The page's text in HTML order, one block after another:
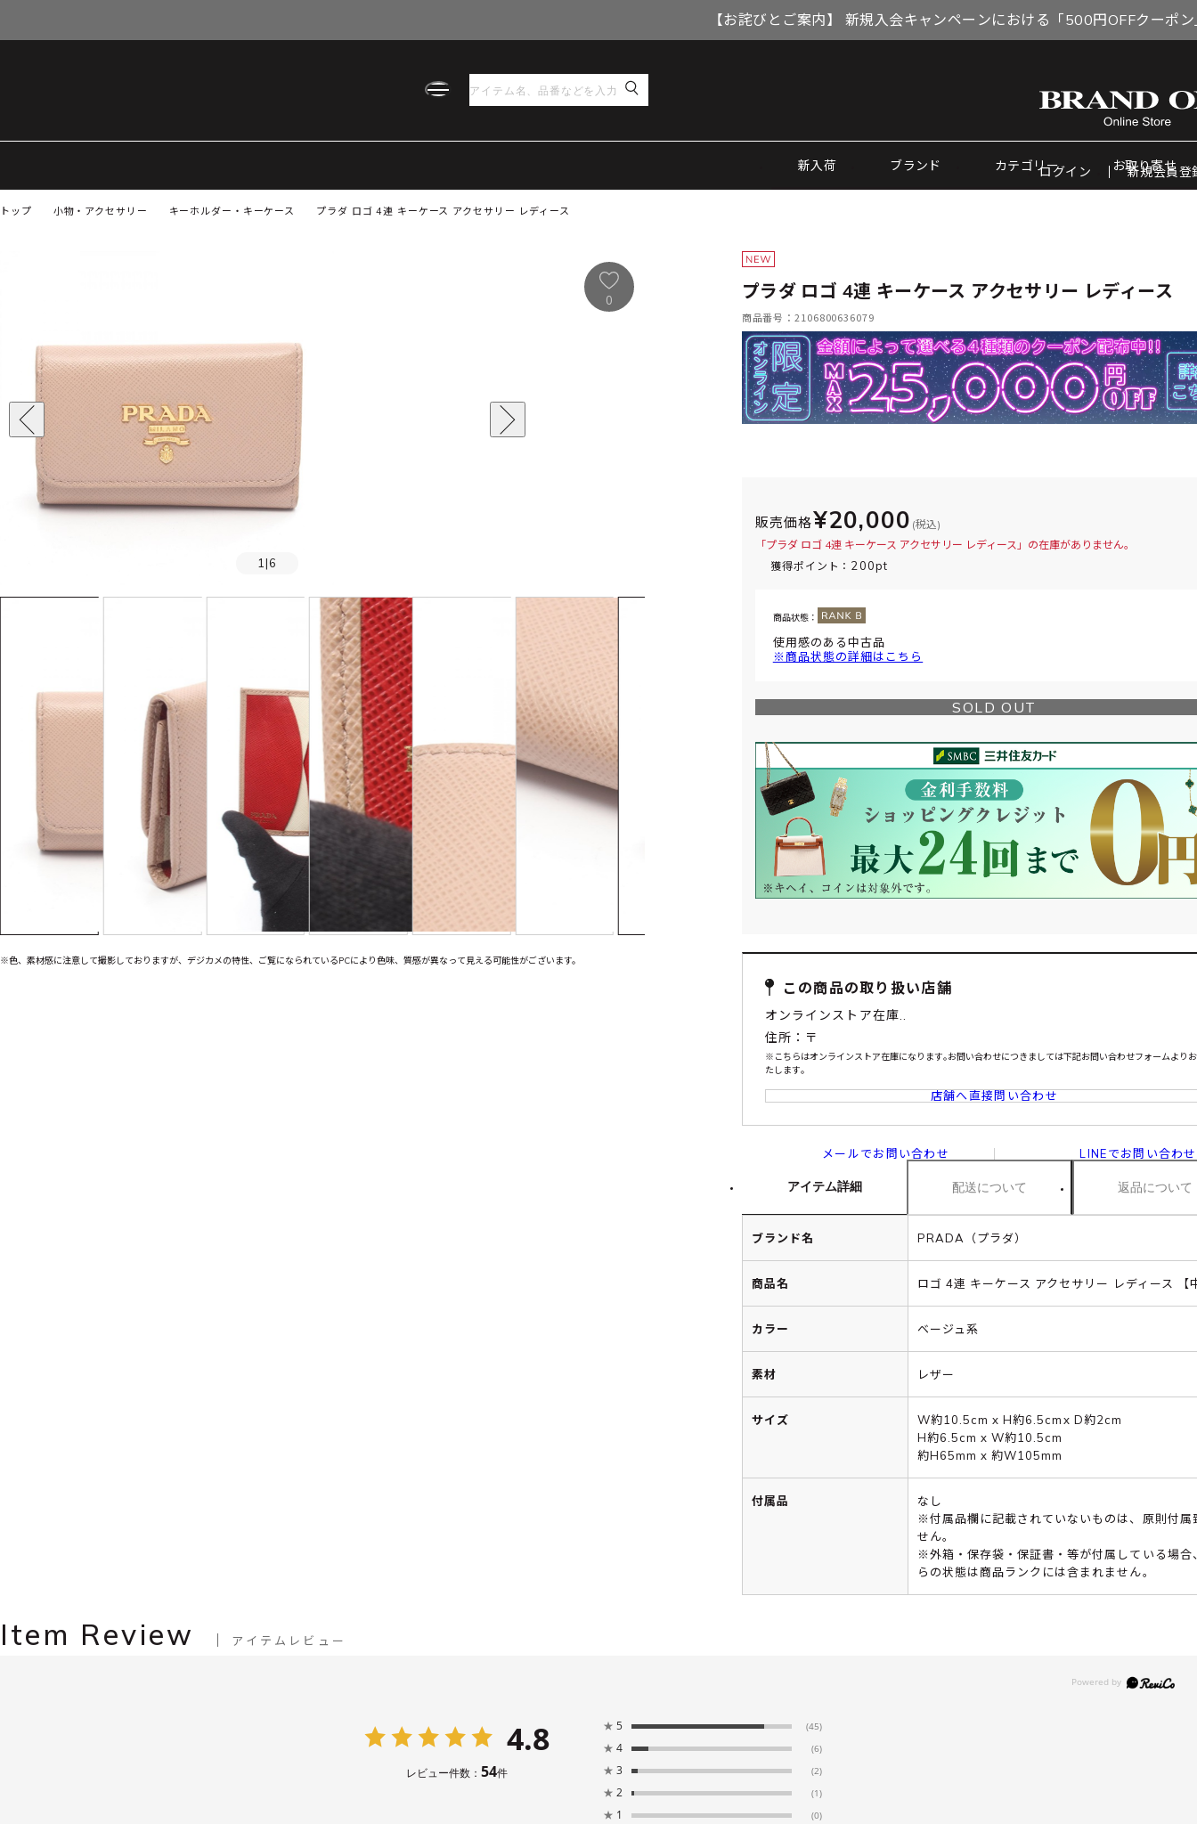
【お詫びとご案内】 新規入会キャンペーンにおける「500円OFFクーポ
新入荷 ブランド カテゴリー お取り寄せ
ログイン 新規会員登
トップ プラダ ロゴ 4連 キーケース アクセサリー レディース
小物・アクセサリー キーホルダー・キーケース
SOLD OUT
1 |6
0
※色、素材感に注意して撮影しておりますが、デジカメの特性、ご覧になられているPCにより色味、質感が異なって見える可能性がございます。
プラダ ロゴ 4連 キーケース アクセサリー レディース
商品番号：2106800636079
販売価格¥20,000 (税込)
「プラダ ロゴ 4連 キーケース アクセサリー レディース」の在庫がありません。
獲得ポイント： 200pt
商品状態：
使用感のある中古品
※商品状態の詳細はこちら
SOLD OUT
この商品の取り扱い店舗
オンラインストア在庫..
住所：〒
※こちらはオンラインストア在庫になります｡お問い合わせにつきましては下記お問い合わせフォームより
たします｡
店舗へ直接問い合わせ
メールでお問い合わせ LINEでお問い合わせ
アイテム詳細 配送について 返品について
ブランド名 PRADA（プラダ）
商品名 ロゴ 4連 キーケース アクセサリー レディース 【
カラー ベージュ系
素材 レザー
サイズ
W約10.5cm x H約6.5cmx D約2cm
H約6.5cm x W約10.5cm
約H65mm x 約W105mm
付属品
なし
※付属品欄に記載されていないものは、原則付属
せん。
※外箱・保存袋・保証書・等が付属している場合
らの状態は商品ランクには含まれません。
Item Review アイテムレビュー
4.8
レビュー件数： 54件
★ 5 (45)
★ 4 (6)
★ 3 (2)
★ 2 (1)
★ 1 (0)